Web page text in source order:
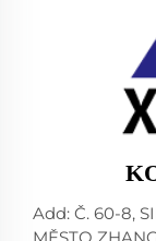
Add: Č. 60-8,